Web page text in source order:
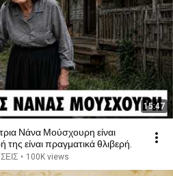
15:47
Νάνα Μούσχουρη είναι
είναι πραγματικά θλιβερή.
• 100K views